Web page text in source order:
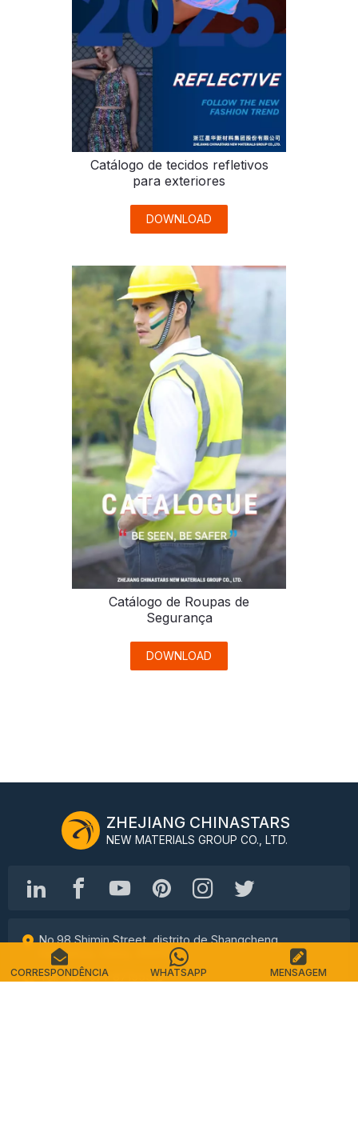
Catálogo de tecidos refletivos
para exteriores
DOWNLOAD
Catálogo de Roupas de
Segurança
DOWNLOAD
ZHEJIANG CHINASTARS
NEW MATERIALS GROUP CO., LTD.
No.98 Shimin Street, distrito de Shangcheng,
Hangzhou, China, 310016
Tel: +86-571-87155512
CORRESPONDÊNCIA WHATSAPP MENSAGEM